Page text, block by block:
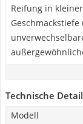
Reifung in
Technische
Modell